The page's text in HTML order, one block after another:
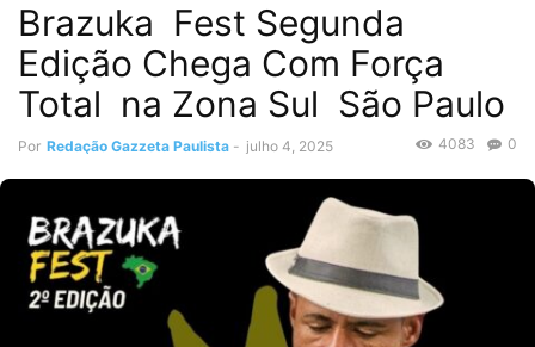
Brazuka Fest Segunda
Edição Chega Com Força
Total na Zona Sul São Paulo
Por Redação Gazzeta Paulista - julho 4, 2025 0
4083